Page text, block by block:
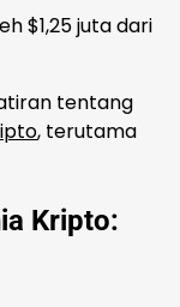
$1,25 juta dari
tentang
, terutama
Kripto: